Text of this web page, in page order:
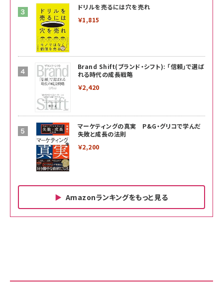
ドリルを売るには穴を売れ
￥1,815
Brand Shift(ブランド・シフト): 「信頼」で選ば
れる時代の成長戦略
￥2,420
マーケティングの真実 P&G・グリコで学んだ
失敗と成長の法則
￥2,200
Amazonランキングをもっと見る
￥880
サポート正規品 メーカー保証5年 KLMEA128G
サポート正規品 メーカー保証5年 KLMEA128G